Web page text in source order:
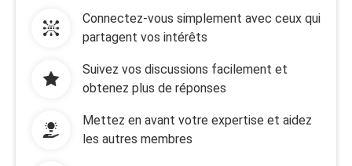
Connectez-vous simplement avec ceux qui
partagent vos intérêts
Suivez vos discussions facilement et
obtenez plus de réponses
Mettez en avant votre expertise et aidez
les autres membres